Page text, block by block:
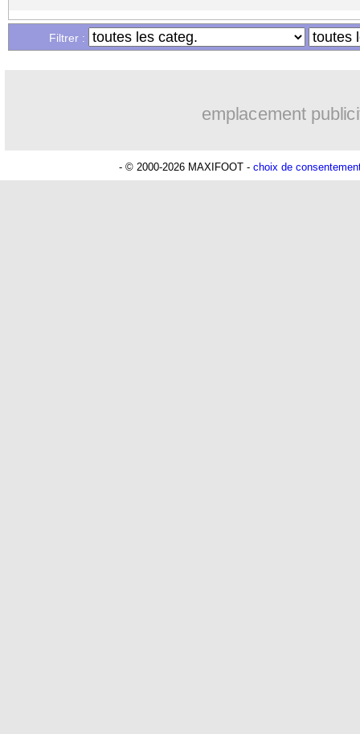
Liste des brèves du lun. 6 février 2023
Filtrer :
emplacement
- © 2000-2026 MAXIFOOT - choix de